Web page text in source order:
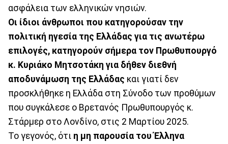
ασφάλεια των ελληνικών νησιών.
Οι ίδιοι άνθρωποι που κατηγορούσαν την
πολιτική ηγεσία της Ελλάδας για τις ανωτέρω
επιλογές, κατηγορούν σήμερα τον Πρωθυπουργό
κ. Κυριάκο Μητσοτάκη για δήθεν διεθνή
αποδυνάμωση της Ελλάδας και γιατί δεν
προσκλήθηκε η Ελλάδα στη Σύνοδο των προθύμων
που συγκάλεσε ο Βρετανός Πρωθυπουργός κ.
Στάρμερ στο Λονδίνο, στις 2 Μαρτίου 2025.
Το γεγονός, ότι η μη παρουσία του Έλληνα